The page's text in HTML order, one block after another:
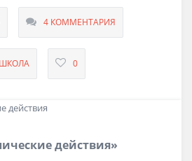
4 КОММЕНТАРИЯ
0
действия»